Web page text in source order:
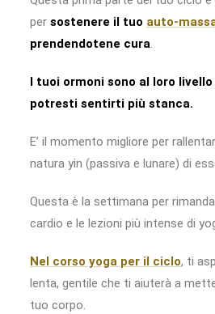
per sostenere il tuo auto-
prendendotene cura.
I tuoi ormoni sono al loro livello
potresti sentirti più stanca.
E’ il momento migliore per
natura yin (passiva e lunare) di
Questa è la settimana per
cardio e le lezioni più intense di
Nel corso yoga per il ciclo, ti
lenta, gentile che ti aiuterà a
tuo corpo.